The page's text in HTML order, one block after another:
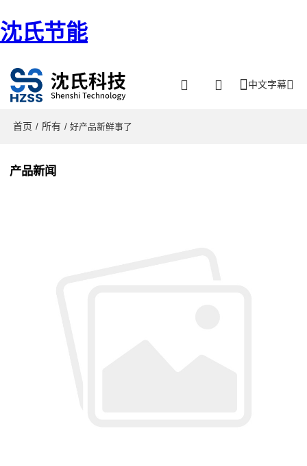
沈氏节能
中文字幕
首页 / 所有 / 好产品新鲜事了
产品新闻